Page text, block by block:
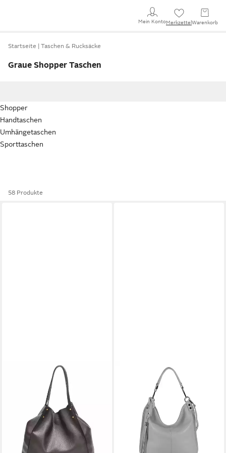
Mein KontoMerkzettel Warenkorb
Startseite Taschen & Rucksäcke
Graue Shopper Taschen
Shopper
Handtaschen
Umhängetaschen
Sporttaschen
58 Produkte